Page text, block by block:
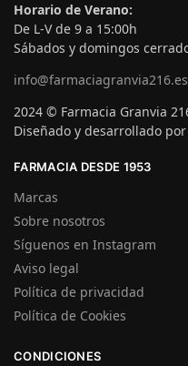
Horario de Verano:
De L-V de 9 a 15:00h
Sábados y domingos
info@farmaciagranvia216.es
2024 © Farmacia Granvia
Diseñado y desarrollado por
FARMACIA DESDE 1953
Marcas
Sobre nosotros
Síguenos en Instagram
Aviso legal
Política de privacidad
Política de Cookies
CONDICIONES